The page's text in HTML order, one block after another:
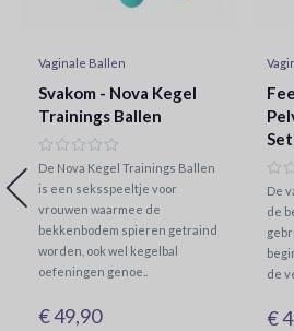
Vaginale Ballen
Svakom - Nova Kegel
Trainings Ballen
De Nova Kegel Trainings Ballen
is een seksspeeltje voor
vrouwen waarmee de
bekkenbodem spieren getraind
worden, ook wel kegelbal
oefeningen genoe..
€ 49,90
Set
De
de
de
€